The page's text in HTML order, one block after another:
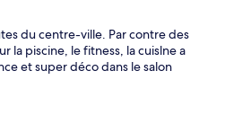
du centre-ville. Par contre des
la piscine, le fitness, la cuislne a
et super déco dans le salon